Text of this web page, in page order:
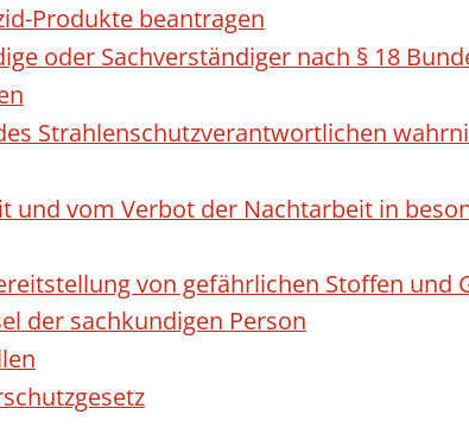
Produkte beantragen
oder Sachverständiger nach § 18
Strahlenschutzverantwortlichen
vom Verbot der Nachtarbeit in
von gefährlichen Stoffen und
der sachkundigen Person